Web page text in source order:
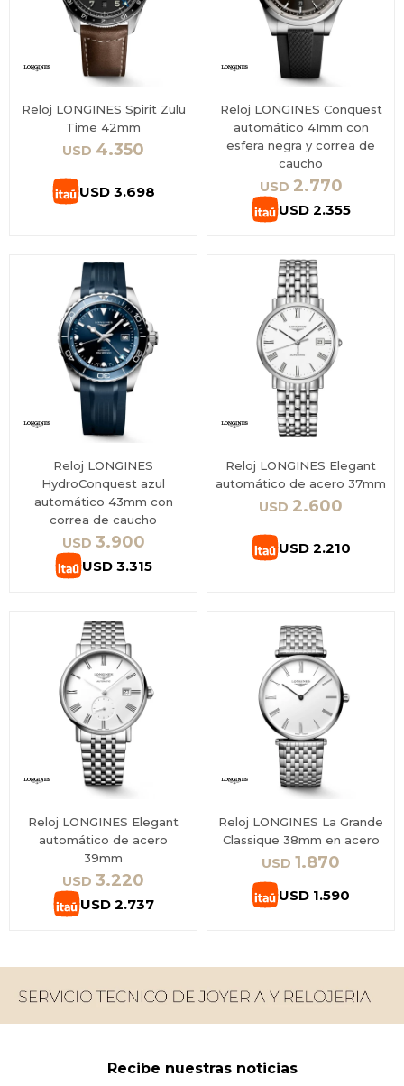
Reloj LONGINES Spirit Zulu
Time 42mm
USD 4.350
USD 3.698
Reloj LONGINES Conquest
automático 41mm con
esfera negra y correa de
caucho
USD 2.770
USD 2.355
Reloj LONGINES
HydroConquest azul
automático 43mm con
correa de caucho
USD 3.900
USD 3.315
Reloj LONGINES Elegant
automático de acero 37mm
USD 2.600
USD 2.210
Reloj LONGINES Elegant
automático de acero
39mm
USD 3.220
USD 2.737
Reloj LONGINES La Grande
Classique 38mm en acero
USD 1.870
USD 1.590
Recibe nuestras noticias